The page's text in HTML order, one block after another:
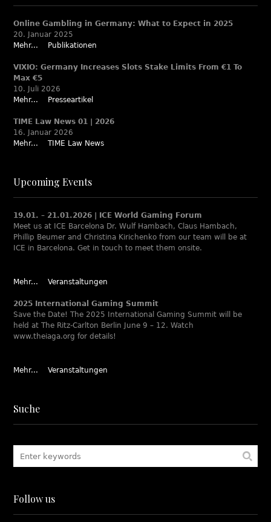
Online Gambling in Germany: What to Expect in 2025
20. Januar 2025
Mehr...
Publikationen
VIXIO: Germany Increases Slots Stake Limits From €1 To
Max €5
10. Juli 2026
Mehr...
Presseartikel
TIME Law News 01 | 2026
16. Januar 2026
Mehr...
TIME Law News
Upcoming Events
19.01. – 21.01.2026 | ICE World Gaming Forum
Meet us at ICE Barcelona Dr. Wulf Hambach, Claus Hambach,
Phillip Beumer and Christina Kirichenko from our team will be at
ICE in Barcelona. Get in touch to meet them onsite.
Mehr... Veranstaltungen
2025 International Gaming Summit
Save the Date! The 2025 International Gaming Summit will be
held at The Ritz-Carlton Berlin June 9 – 12. Watch
www.theiaga.org for details!
Mehr... Veranstaltungen
Suche
Follow us